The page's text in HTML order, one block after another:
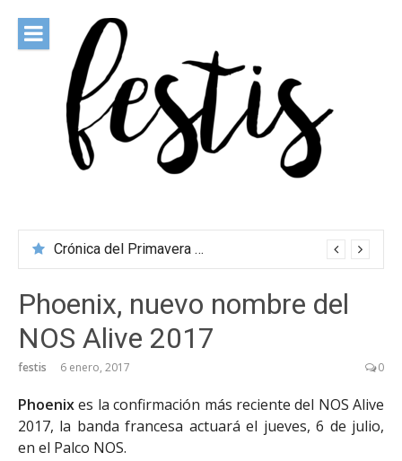
contenido
Crónica del Primavera Sound Porto 2026
Phoenix, nuevo nombre del
NOS Alive 2017
festis 6 enero, 2017 0
Phoenixes la confirmación más reciente del NOS Alive
2017, la banda francesa actuará el jueves, 6 de julio,
en el Palco NOS.